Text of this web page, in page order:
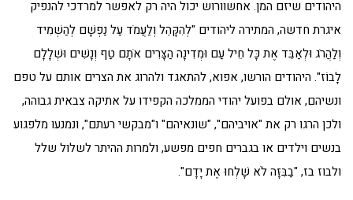
היהודים שיזם המן. אחשוורוש יכול היה רק לאפשר למרדכי להנפיק
איגרת חדשה, המתירה ליהודים "לְהִקָּהֵל וְלַעֲמֹד עַל נַפְשָׁם לְהַשְׁמִיד
וְלַהֲרֹג וּלְאַבֵּד אֶת כָּל חֵיל עַם וּמְדִינָה הַצָּרִים אֹתָם טַף וְנָשִׁים וּשְׁלָלָם
לָבוֹז". היהודים הורשו, אפוא, להתאגד ולהרוג את הצרים אותם על טפם
ונשיהם, אולם בפועל יהודי הממלכה הקפידו על אתיקה צבאית גבוהה,
ולכן הרגו רק את "אויביהם", "שונאיהם" ו"מבקשי רעתם", ונמנעו מלפגוע
בנשים וילדים או בגברים חפים מפשע, ולמרות ההיתר לשלול שלל
ולבוז בז, "בַבִּזָּה לֹא שָׁלְחוּ אֶת יָדָם".